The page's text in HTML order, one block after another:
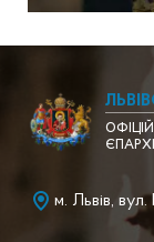
м. Львів,